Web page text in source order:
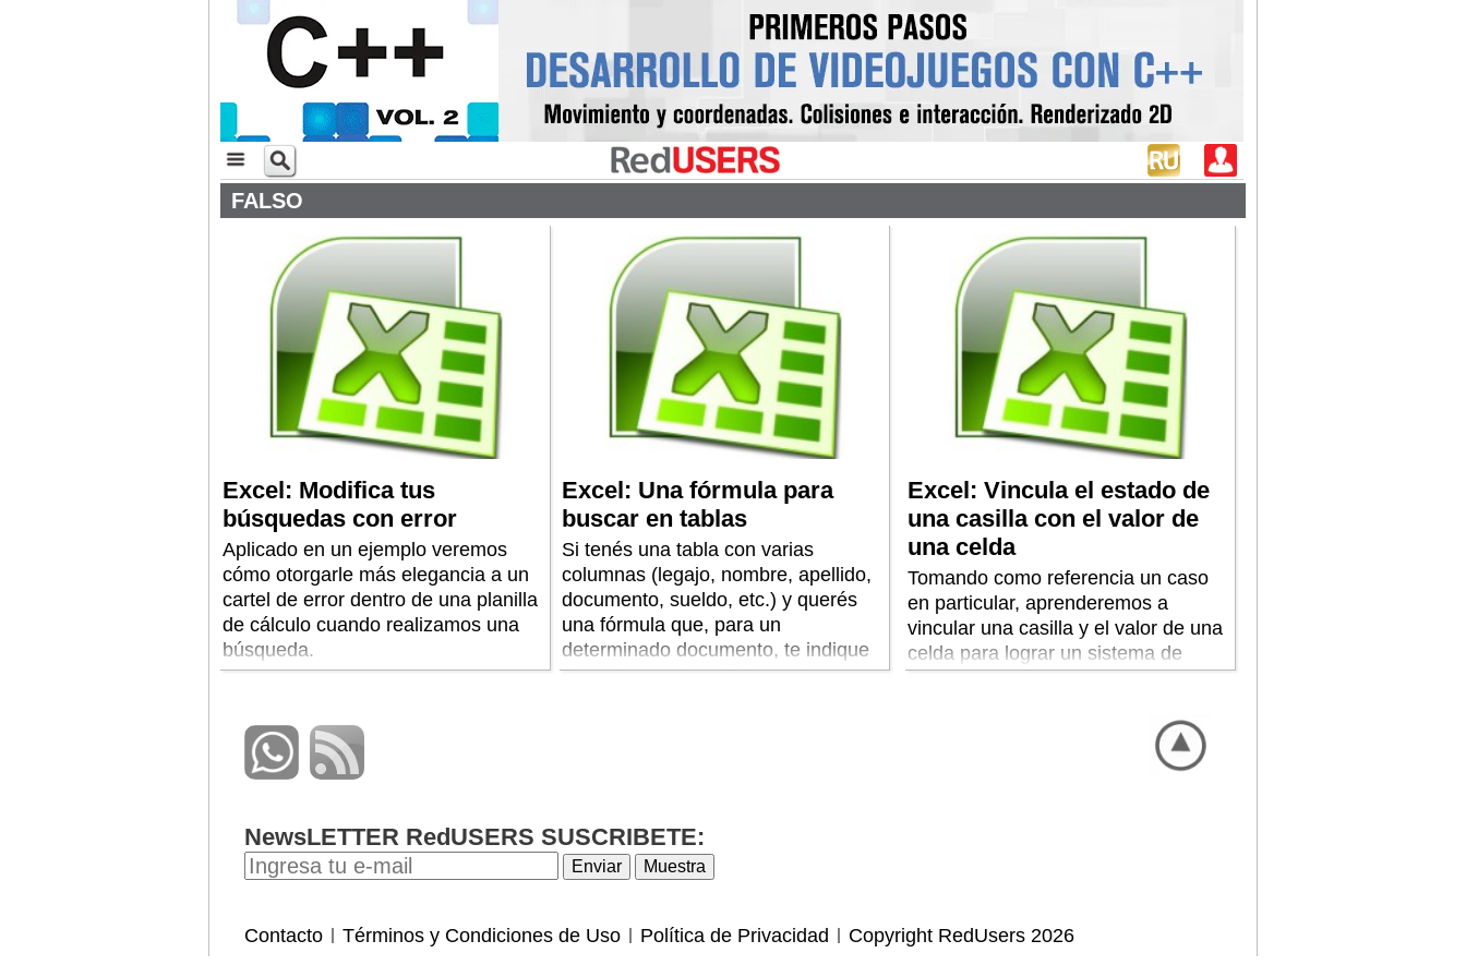
FALSO
Excel: Modifica tus
búsquedas con error
Aplicado en un ejemplo veremos
cómo otorgarle más elegancia a un
cartel de error dentro de una planilla
de cálculo cuando realizamos una
búsqueda.
Excel: Una fórmula para
buscar en tablas
Si tenés una tabla con varias
columnas (legajo, nombre, apellido,
documento, sueldo, etc.) y querés
una fórmula que, para un
determinado documento, te indique
el nombre y el apellido que le
Excel: Vincula el estado de
una casilla con el valor de
una celda
Tomando como referencia un caso
en particular, aprenderemos a
vincular una casilla y el valor de una
celda para lograr un sistema de
NewsLETTER RedUSERS SUSCRIBETE:
Contacto Términos y Condiciones de Uso Política de Privacidad Copyright RedUsers 2026